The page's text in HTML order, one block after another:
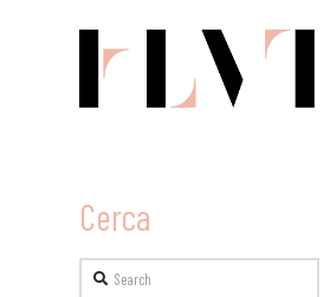
Cerca
Search